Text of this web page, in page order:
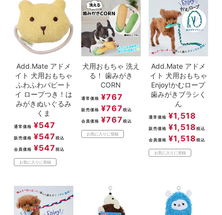
Add.Mate アドメ
イト 犬用おもちゃ
ふわふわパピート
イ ロープつき！は
みがきぬいぐるみ
くま
通常価格 ¥547
販売価格 ¥547 税込
会員価格 ¥547 税込
お気に入りに登録
犬用おもちゃ 洗え
る！ 歯みがき
CORN
通常価格 ¥767
販売価格 ¥767 税込
会員価格 ¥767 税込
お気に入りに登録
Add.Mate アドメ
イト 犬用おもちゃ
Enjoy!かむロープ
歯みがきブラシく
ん
通常価格 ¥1,518
販売価格 ¥1,518 税込
会員価格 ¥1,518 税込
お気に入りに登録